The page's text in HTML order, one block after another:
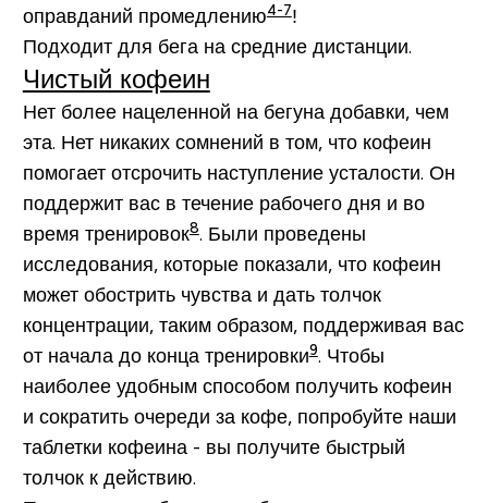
оправданий промедлению4-7!
Подходит для бега на средние дистанции.
Чистый кофеин
Нет более нацеленной на бегуна добавки, чем
эта. Нет никаких сомнений в том, что кофеин
помогает отсрочить наступление усталости. Он
поддержит вас в течение рабочего дня и во
время тренировок8. Были проведены
исследования, которые показали, что кофеин
может обострить чувства и дать толчок
концентрации, таким образом, поддерживая вас
от начала до конца тренировки9. Чтобы
наиболее удобным способом получить кофеин
и сократить очереди за кофе, попробуйте наши
таблетки кофеина - вы получите быстрый
толчок к действию.